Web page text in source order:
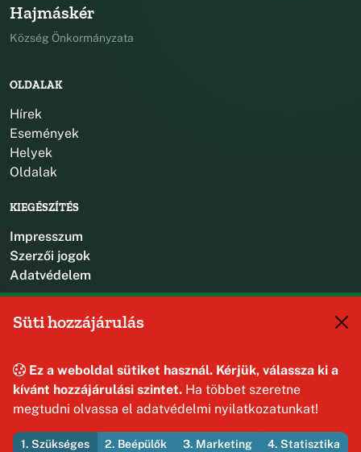
Hajmáskér
Község Önkormányzata
OLDALAK
Hírek
Események
Helyek
Oldalak
KIEGÉSZÍTÉS
Impresszum
Szerzői jogok
Adatvédelem
8192 Hajmáskér, Kossuth Lajos u. 31.
Süti hozzájárulás
Ez a weboldal sütiket használ. Kérjük, válassza ki a
kívánt hozzájárulási szintet. Ha többet szeretne
megtudni olvassa el adatvédelmi nyilatkozatunkat!
1. Szükséges 2. Beépülők 3. Marketing 4. Statisztika